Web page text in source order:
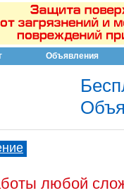
Объявления
любой